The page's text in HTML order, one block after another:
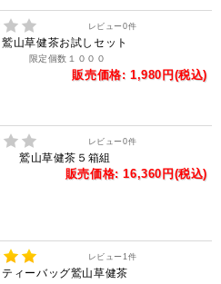
レビュー0件
鷲山草健茶お試しセット
限定個数１０００
販売価格: 1,980円(税込)
レビュー0件
鷲山草健茶５箱組
販売価格: 16,360円(税込)
レビュー 1 件
ティーバッグ鷲山草健茶